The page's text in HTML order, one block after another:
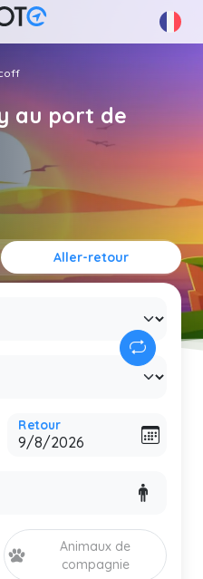
au port de
Aller-retour
Retour
Animaux de
compagnie